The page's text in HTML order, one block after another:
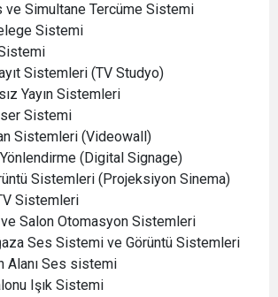
ve Simultane Tercüme Sistemi
Sistemi
Sistemleri (TV Studyo)
Yayın Sistemleri
Sistemi
Sistemleri (Videowall)
(Digital Signage)
Sistemleri (Projeksiyon Sinema)
Sistemleri
ve Salon Otomasyon Sistemleri
Ses Sistemi ve Görüntü Sistemleri
Alanı Ses sistemi
Işık Sistemi